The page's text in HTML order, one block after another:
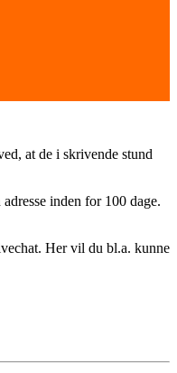
at de i skrivende stund
inden for 100 dage.
Her vil du bl.a. kunne